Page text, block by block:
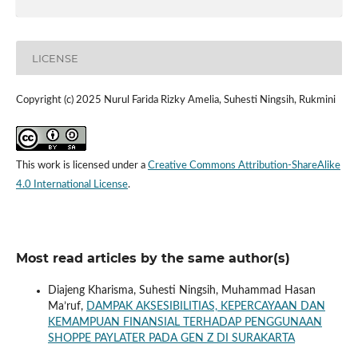
LICENSE
Copyright (c) 2025 Nurul Farida Rizky Amelia, Suhesti Ningsih, Rukmini
This work is licensed under a Creative Commons Attribution-ShareAlike
4.0 International License.
Most read articles by the same author(s)
Diajeng Kharisma, Suhesti Ningsih, Muhammad Hasan
Ma’ruf, DAMPAK AKSESIBILITIAS, KEPERCAYAAN DAN
KEMAMPUAN FINANSIAL TERHADAP PENGGUNAAN
SHOPPE PAYLATER PADA GEN Z DI SURAKARTA